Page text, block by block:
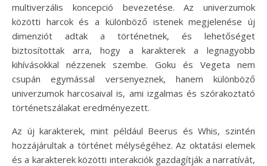
multiverzális koncepció bevezetése. Az univerzumok
közötti harcok és a különböző istenek megjelenése új
dimenziót adtak a történetnek, és lehetőséget
biztosítottak arra, hogy a karakterek a legnagyobb
kihívásokkal nézzenek szembe. Goku és Vegeta nem
csupán egymással versenyeznek, hanem különböző
univerzumok harcosaival is, ami izgalmas és szórakoztató
történetszálakat eredményezett.
Az új karakterek, mint például Beerus és Whis, szintén
hozzájárultak a történet mélységéhez. Az oktatási elemek
és a karakterek közötti interakciók gazdagítják a narratívát,